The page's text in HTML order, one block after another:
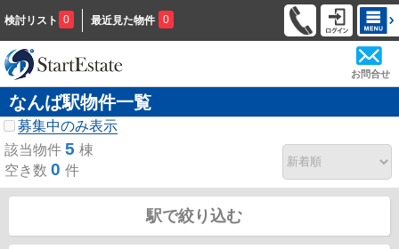
検討リスト 0 最近見た物件 0
お問合せ
なんば駅物件一覧
募集中のみ表示
該当物件 5 棟
空き数 0 件
駅で絞り込む